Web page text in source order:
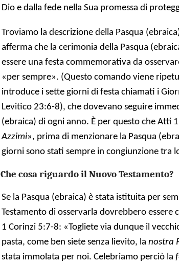
Dio e dalla fede nella Sua promessa di
Troviamo la descrizione della Pasqua
afferma che la cerimonia della Pasqua
essere una festa commemorativa da
«per sempre». (Questo comando viene
introduce i sette giorni di festa chiamati i
Levitico 23:6-8), che dovevano seguire
(ebraica) di ogni anno. È per questo che Atti
Azzimi», prima di menzionare la Pasqua
giorni sono stati sempre in congiunzione tra
Che cosa riguardo il Nuovo Testamento?
Se la Pasqua (ebraica) è stata istituita per
Testamento di osservarla dovrebbero essere
1 Corinzi 5:7-8: «Togliete via dunque il
pasta, come ben siete senza lievito, lanostra
stata immolata per noi. Celebriamo perciò la